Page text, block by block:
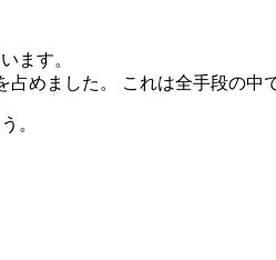
ます。
めました。 これは全手段の中
。